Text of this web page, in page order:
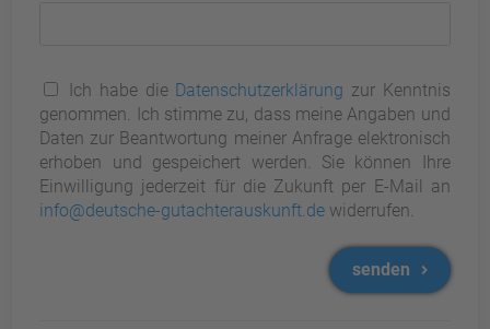
Ich habe die Datenschutzerklärung zur Kenntnis
genommen. Ich stimme zu, dass meine Angaben und
Daten zur Beantwortung meiner Anfrage elektronisch
erhoben und gespeichert werden. Sie können Ihre
Einwilligung jederzeit für die Zukunft per E-Mail an
info@deutsche-gutachterauskunft.de widerrufen.
senden